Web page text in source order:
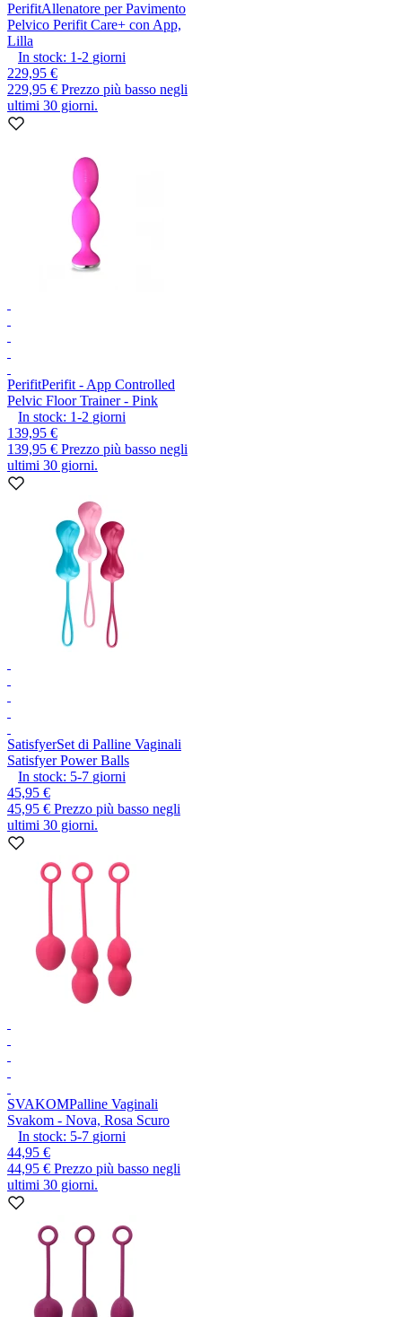
PerifitAllenatore per Pavimento
Pelvico Perifit Care+ con App,
Lilla
In stock: 1-2 giorni
229,95 €
229,95 € Prezzo più basso negli
ultimi 30 giorni.
PerifitPerifit - App Controlled
Pelvic Floor Trainer - Pink
In stock: 1-2 giorni
139,95 €
139,95 € Prezzo più basso negli
ultimi 30 giorni.
SatisfyerSet di Palline Vaginali
Satisfyer Power Balls
In stock: 5-7 giorni
45,95 €
45,95 € Prezzo più basso negli
ultimi 30 giorni.
SVAKOMPalline Vaginali
Svakom - Nova, Rosa Scuro
In stock: 5-7 giorni
44,95 €
44,95 € Prezzo più basso negli
ultimi 30 giorni.